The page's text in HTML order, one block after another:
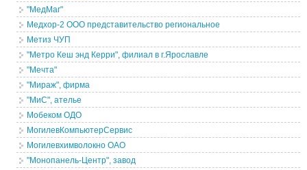
"МедМаг"
Медхор-2 ООО представительство региональное
Метиз ЧУП
"Метро Кеш энд Керри", филиал в г.Ярославле
"Мечта"
"Мираж", фирма
"МиС", ателье
Мобеком ОДО
МогилевКомпьютерСервис
Могилевхимволокно ОАО
"Монопанель-Центр", завод